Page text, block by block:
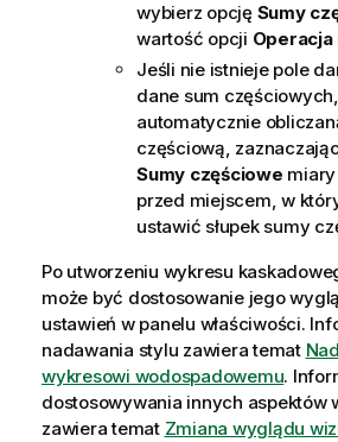
wybierz opcję Sumy
wartość opcji Operacja
Jeśli nie istnieje pole
dane sum
automatycznie
częściową,
Sumy częściowe
przed miejscem, w
ustawić słupek sumy
Po utworzeniu wykresu
może być dostosowanie jego
ustawień w panelu właściwości.
nadawania stylu zawiera temat
wykresowi wodospadowemu.
dostosowywania innych aspektów
zawiera temat Zmiana wyglądu